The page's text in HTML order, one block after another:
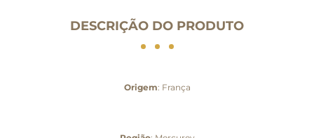
DESCRIÇÃO DO PRODUTO
Origem: França